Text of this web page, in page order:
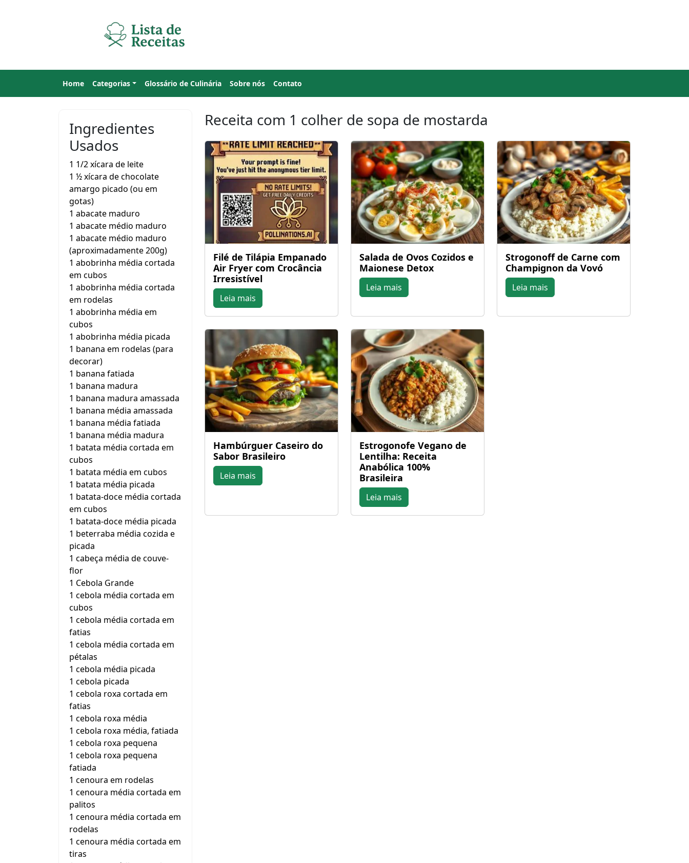
Home Categorias Glossário de Culinária Sobre nós Contato
Ingredientes
Usados
1 1/2 xícara de leite
1 ½ xícara de chocolate
amargo picado (ou em
gotas)
1 abacate maduro
1 abacate médio maduro
1 abacate médio maduro
(aproximadamente 200g)
1 abobrinha média cortada
em cubos
1 abobrinha média cortada
em rodelas
1 abobrinha média em
cubos
1 abobrinha média picada
1 banana em rodelas (para
decorar)
1 banana fatiada
1 banana madura
1 banana madura amassada
1 banana média amassada
1 banana média fatiada
1 banana média madura
1 batata média cortada em
cubos
1 batata média em cubos
1 batata média picada
1 batata-doce média cortada
em cubos
1 batata-doce média picada
1 beterraba média cozida e
picada
1 cabeça média de couve-
flor
1 Cebola Grande
1 cebola média cortada em
cubos
1 cebola média cortada em
fatias
1 cebola média cortada em
pétalas
1 cebola média picada
1 cebola picada
1 cebola roxa cortada em
fatias
1 cebola roxa média
1 cebola roxa média, fatiada
1 cebola roxa pequena
1 cebola roxa pequena
fatiada
1 cenoura em rodelas
1 cenoura média cortada em
palitos
1 cenoura média cortada em
rodelas
1 cenoura média cortada em
tiras
Receita com 1 colher de sopa de mostarda
Filé de Tilápia Empanado
Air Fryer com Crocância
Irresistível
Leia mais
Salada de Ovos Cozidos e
Maionese Detox
Leia mais
Strogonoff de Carne com
Champignon da Vovó
Leia mais
Hambúrguer Caseiro do
Sabor Brasileiro
Leia mais
Estrogonofe Vegano de
Lentilha: Receita
Anabólica 100%
Brasileira
Leia mais